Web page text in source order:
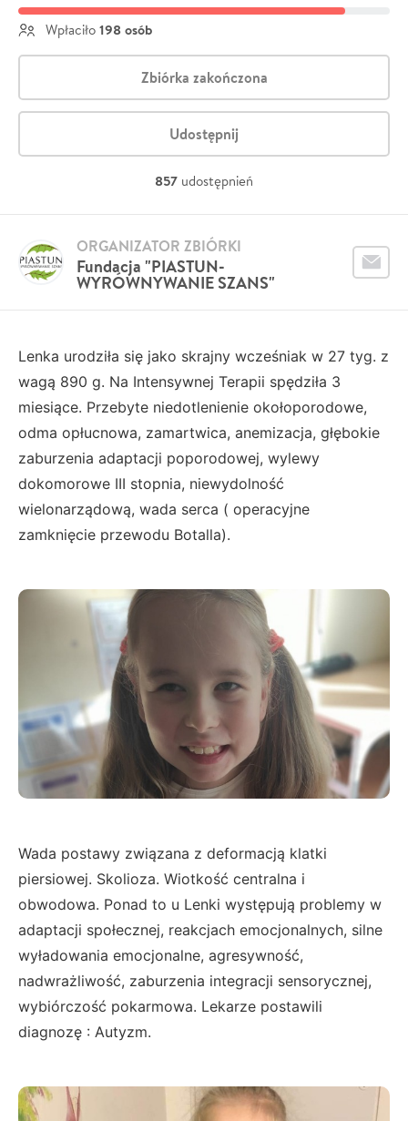
Wpłaciło 198 osób
Zbiórka zakończona
Udostępnij
857 udostępnień
Fundacja "PIASTUN-
WYRÓWNYWANIE SZANS"
ORGANIZATOR ZBIÓRKI
Lenka urodziła się jako skrajny wcześniak w 27 tyg. z
wagą 890 g. Na Intensywnej Terapii spędziła 3
miesiące. Przebyte niedotlenienie okołoporodowe,
odma opłucnowa, zamartwica, anemizacja, głębokie
zaburzenia adaptacji poporodowej, wylewy
dokomorowe III stopnia, niewydolność
wielonarządową, wada serca ( operacyjne
zamknięcie przewodu Botalla).
Wada postawy związana z deformacją klatki
piersiowej. Skolioza. Wiotkość centralna i
obwodowa. Ponad to u Lenki występują problemy w
adaptacji społecznej, reakcjach emocjonalnych, silne
wyładowania emocjonalne, agresywność,
nadwrażliwość, zaburzenia integracji sensorycznej,
wybiórczość pokarmowa. Lekarze postawili
diagnozę : Autyzm.